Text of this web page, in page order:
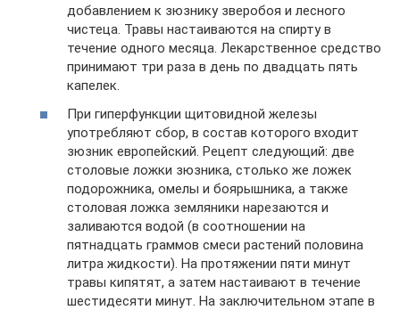
добавлением к зюзнику зверобоя и лесного
чистеца. Травы настаиваются на спирту в
течение одного месяца. Лекарственное средство
принимают три раза в день по двадцать пять
капелек.
При гиперфункции щитовидной железы
употребляют сбор, в состав которого входит
зюзник европейский. Рецепт следующий: две
столовые ложки зюзника, столько же ложек
подорожника, омелы и боярышника, а также
столовая ложка земляники нарезаются и
заливаются водой (в соотношении на
пятнадцать граммов смеси растений половина
литра жидкости). На протяжении пяти минут
травы кипятят, а затем настаивают в течение
шестидесяти минут. На заключительном этапе в